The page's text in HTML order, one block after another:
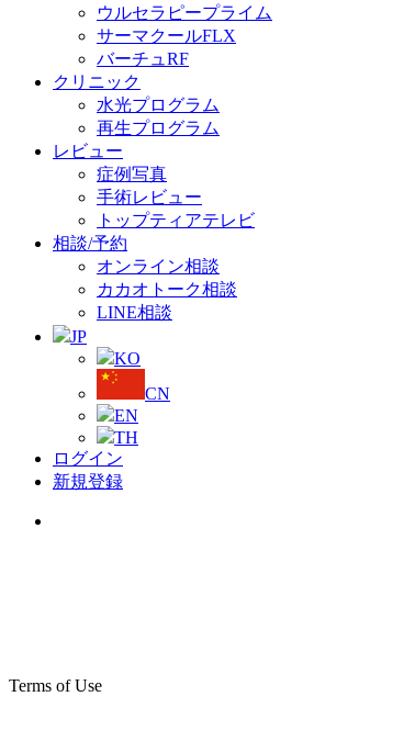
ウルセラピープライム
サーマクールFLX
バーチュRF
クリニック
水光プログラム
再生プログラム
レビュー
症例写真
手術レビュー
トップティアテレビ
相談/予約
オンライン相談
カカオトーク相談
LINE相談
JP
KO
CN
EN
TH
ログイン
新規登録
Terms of Use